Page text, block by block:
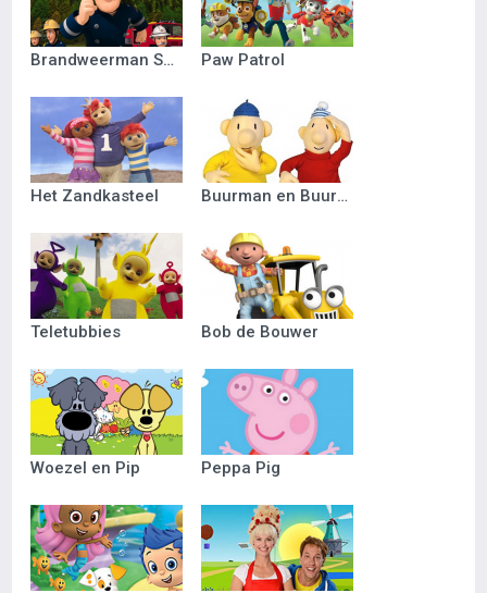
Brandweerman Sam Paw Patrol
Het Zandkasteel Buurman en Buurman
Teletubbies Bob de Bouwer
Woezel en Pip Peppa Pig